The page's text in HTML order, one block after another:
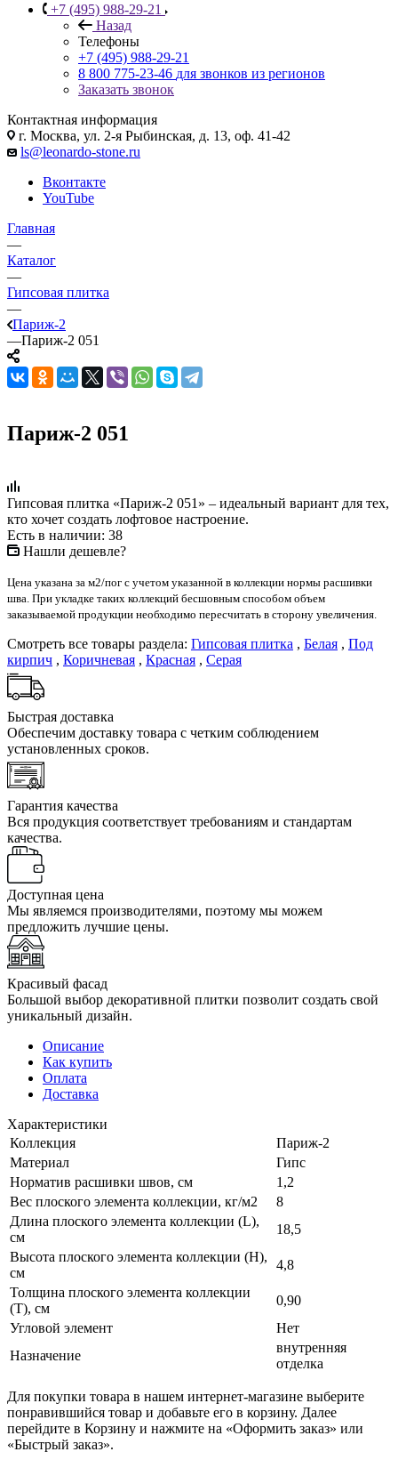
+7 (495) 988-29-21
Назад
Телефоны
+7 (495) 988-29-21
8 800 775-23-46 для звонков из регионов
Заказать звонок
Контактная информация
г. Москва, ул. 2-я Рыбинская, д. 13, оф. 41-42
ls@leonardo-stone.ru
Вконтакте
YouTube
Главная
—
Каталог
—
Гипсовая плитка
—
Париж-2
—Париж-2 051
Париж-2 051
Гипсовая плитка «Париж-2 051» – идеальный вариант для тех,
кто хочет создать лофтовое настроение.
Есть в наличии: 38
Нашли дешевле?
Цена указана за м2/пог с учетом указанной в коллекции нормы расшивки
шва. При укладке таких коллекций бесшовным способом объем
заказываемой продукции необходимо пересчитать в сторону увеличения.
Смотреть все товары раздела: Гипсовая плитка , Белая , Под
кирпич , Коричневая , Красная , Серая
Быстрая доставка
Обеспечим доставку товара с четким соблюдением
установленных сроков.
Гарантия качества
Вся продукция соответствует требованиям и стандартам
качества.
Доступная цена
Мы являемся производителями, поэтому мы можем
предложить лучшие цены.
Красивый фасад
Большой выбор декоративной плитки позволит создать свой
уникальный дизайн.
Описание
Как купить
Оплата
Доставка
Характеристики
Коллекция
Париж-2
Материал
Гипс
Норматив расшивки швов, см
1,2
Вес плоского элемента коллекции, кг/м2
8
Длина плоского элемента коллекции (L),
см
18,5
Высота плоского элемента коллекции (H),
см
4,8
Толщина плоского элемента коллекции
(T), см
0,90
Угловой элемент
Нет
Назначение
внутренняя
отделка
Для покупки товара в нашем интернет-магазине выберите
понравившийся товар и добавьте его в корзину. Далее
перейдите в Корзину и нажмите на «Оформить заказ» или
«Быстрый заказ».